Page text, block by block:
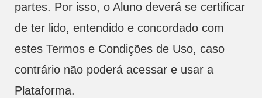
partes. Por isso, o Aluno deverá se certificar
de ter lido, entendido e concordado com
estes Termos e Condições de Uso, caso
contrário não poderá acessar e usar a
Plataforma.